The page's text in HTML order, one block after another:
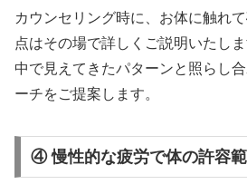
カウンセリング時に、お体に触れ
点はその場で詳しくご説明いたし
中で見えてきたパターンと照らし
ーチをご提案します。
④ 慢性的な疲労で体の許容